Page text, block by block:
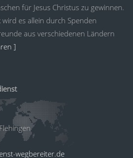
für Jesus Christus zu gewinnen.
es allein durch Spenden
aus verschiedenen Ländern
]
wegbereiter.de